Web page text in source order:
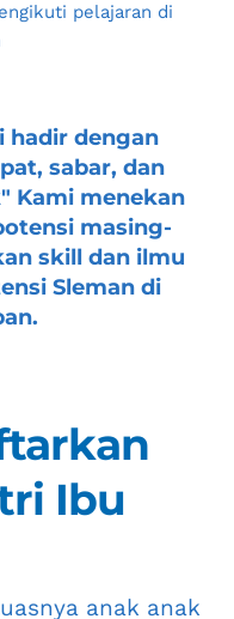
pelajaran di
hadir dengan
sabar, dan
Kami menekan
masing-
skill dan ilmu
Sleman di
Ibu